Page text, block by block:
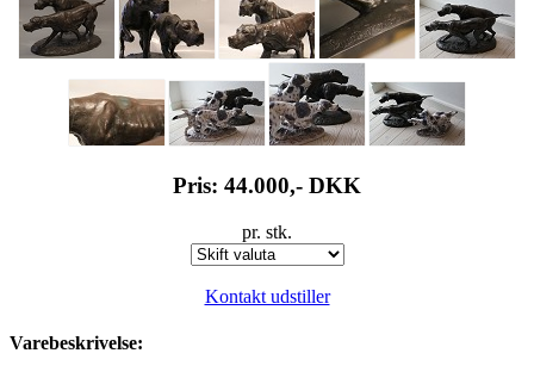
Pris: 44.000,- DKK
pr. stk.
Kontakt udstiller
Varebeskrivelse: